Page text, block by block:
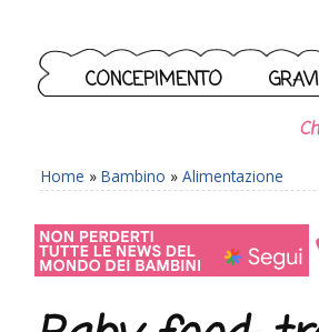
CONCEPIMENTO
Home » Bambino » Alimentazione